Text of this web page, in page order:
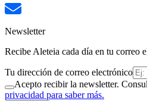
Newsletter
Recibe Aleteia cada día en tu correo
Tu dirección de correo electrónico
Acepto recibir la newsletter.
privacidad para saber más.